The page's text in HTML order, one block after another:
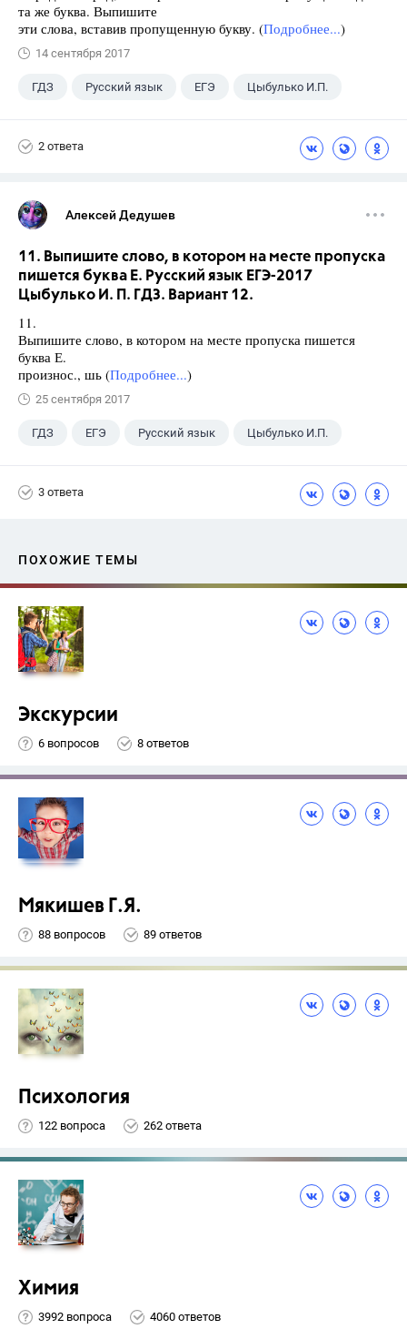
та же буква. Выпишите
эти слова, вставив пропущенную букву. (Подробнее...)
14 сентября 2017
ГДЗ Русский язык ЕГЭ Цыбулько И.П.
2 ответа
Алексей Дедушев
11. Выпишите слово, в котором на месте пропуска
пишется буква Е. Русский язык ЕГЭ-2017
Цыбулько И. П. ГДЗ. Вариант 12.
11.
Выпишите слово, в котором на месте пропуска пишется
буква Е.
произнос., шь (Подробнее...)
25 сентября 2017
ГДЗ ЕГЭ Русский язык Цыбулько И.П.
3 ответа
ПОХОЖИЕ ТЕМЫ
Экскурсии
6 вопросов 8 ответов
Мякишев Г.Я.
88 вопросов 89 ответов
Психология
122 вопроса 262 ответа
Химия
3992 вопроса 4060 ответов